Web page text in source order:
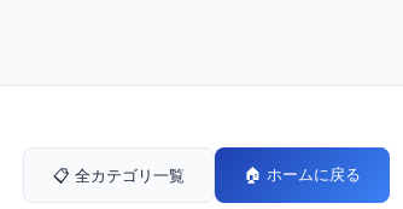
📋 全カテゴリ一覧 🏠 ホームに戻る